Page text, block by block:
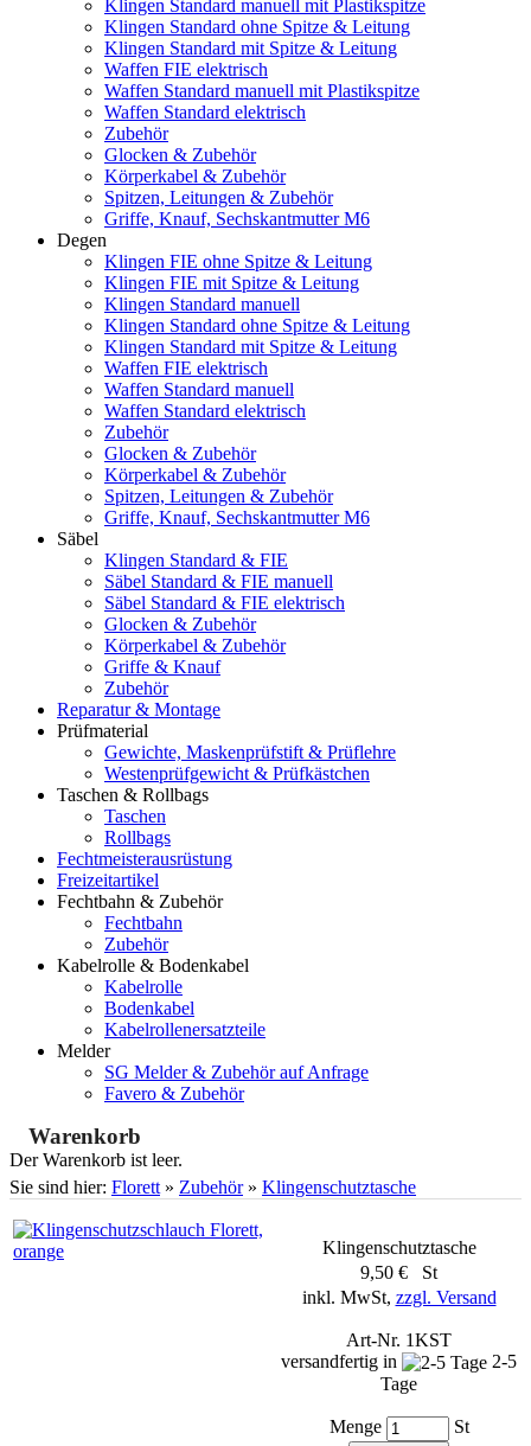
Klingen Standard manuell mit Plastikspitze
Klingen Standard ohne Spitze & Leitung
Klingen Standard mit Spitze & Leitung
Waffen FIE elektrisch
Waffen Standard manuell mit Plastikspitze
Waffen Standard elektrisch
Zubehör
Glocken & Zubehör
Körperkabel & Zubehör
Spitzen, Leitungen & Zubehör
Griffe, Knauf, Sechskantmutter M6
Degen
Klingen FIE ohne Spitze & Leitung
Klingen FIE mit Spitze & Leitung
Klingen Standard manuell
Klingen Standard ohne Spitze & Leitung
Klingen Standard mit Spitze & Leitung
Waffen FIE elektrisch
Waffen Standard manuell
Waffen Standard elektrisch
Zubehör
Glocken & Zubehör
Körperkabel & Zubehör
Spitzen, Leitungen & Zubehör
Griffe, Knauf, Sechskantmutter M6
Säbel
Klingen Standard & FIE
Säbel Standard & FIE manuell
Säbel Standard & FIE elektrisch
Glocken & Zubehör
Körperkabel & Zubehör
Griffe & Knauf
Zubehör
Reparatur & Montage
Prüfmaterial
Gewichte, Maskenprüfstift & Prüflehre
Westenprüfgewicht & Prüfkästchen
Taschen & Rollbags
Taschen
Rollbags
Fechtmeisterausrüstung
Freizeitartikel
Fechtbahn & Zubehör
Fechtbahn
Zubehör
Kabelrolle & Bodenkabel
Kabelrolle
Bodenkabel
Kabelrollenersatzteile
Melder
SG Melder & Zubehör auf Anfrage
Favero & Zubehör
Warenkorb
Der Warenkorb ist leer.
Sie sind hier: Florett » Zubehör» Klingenschutztasche
Klingenschutztasche
9,50 € St
inkl. MwSt, zzgl. Versand
Art-Nr. 1KST
versandfertig in
2-5
Tage
Menge St